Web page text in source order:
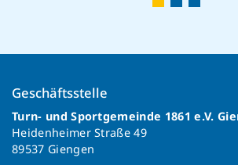
Geschäftsstelle
Turn- und Sportgemeinde 1861 e.V.
Heidenheimer Straße 49
89537 Giengen